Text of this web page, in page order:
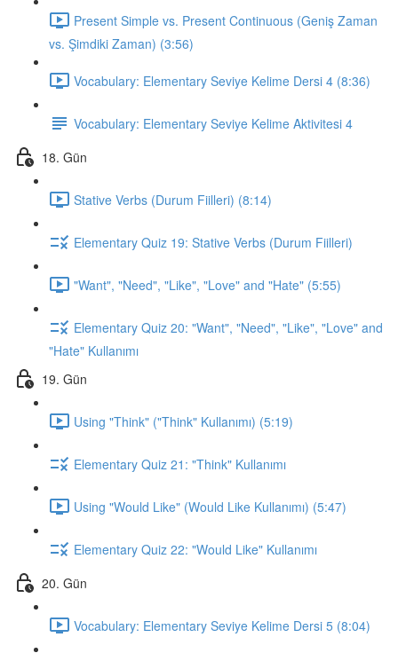
Present Simple vs. Present Continuous (Geniş Zaman
vs. Şimdiki Zaman) (3:56)
Vocabulary: Elementary Seviye Kelime Dersi 4 (8:36)
Vocabulary: Elementary Seviye Kelime Aktivitesi 4
18. Gün
Stative Verbs (Durum Fiilleri) (8:14)
Elementary Quiz 19: Stative Verbs (Durum Fiilleri)
"Want", "Need", "Like", "Love" and "Hate" (5:55)
Elementary Quiz 20: "Want", "Need", "Like", "Love" and
"Hate" Kullanımı
19. Gün
Using "Think" ("Think" Kullanımı) (5:19)
Elementary Quiz 21: "Think" Kullanımı
Using "Would Like" (Would Like Kullanımı) (5:47)
Elementary Quiz 22: "Would Like" Kullanımı
20. Gün
Vocabulary: Elementary Seviye Kelime Dersi 5 (8:04)